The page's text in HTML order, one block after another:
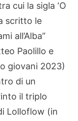
cui la sigla ‘O
scritto le
all’Alba”
Paolillo e
giovani 2023)
di un
il triplo
Lolloflow (in